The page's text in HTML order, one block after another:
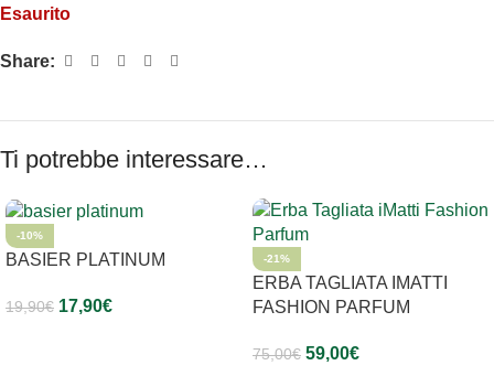
Esaurito
Share:
Ti potrebbe interessare…
-10%
BASIER PLATINUM
19,90€ 17,90€
-21%
ERBA TAGLIATA IMATTI
FASHION PARFUM
75,00€ 59,00€